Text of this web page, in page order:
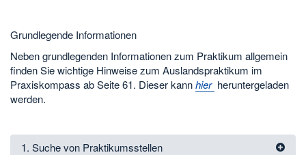
Grundlegende Informationen
Neben grundlegenden Informationen zum Praktikum allgemein
finden Sie wichtige Hinweise zum Auslandspraktikum im
Praxiskompass ab Seite 61. Dieser kannhier heruntergeladen
werden.
1. Suche von Praktikumsstellen